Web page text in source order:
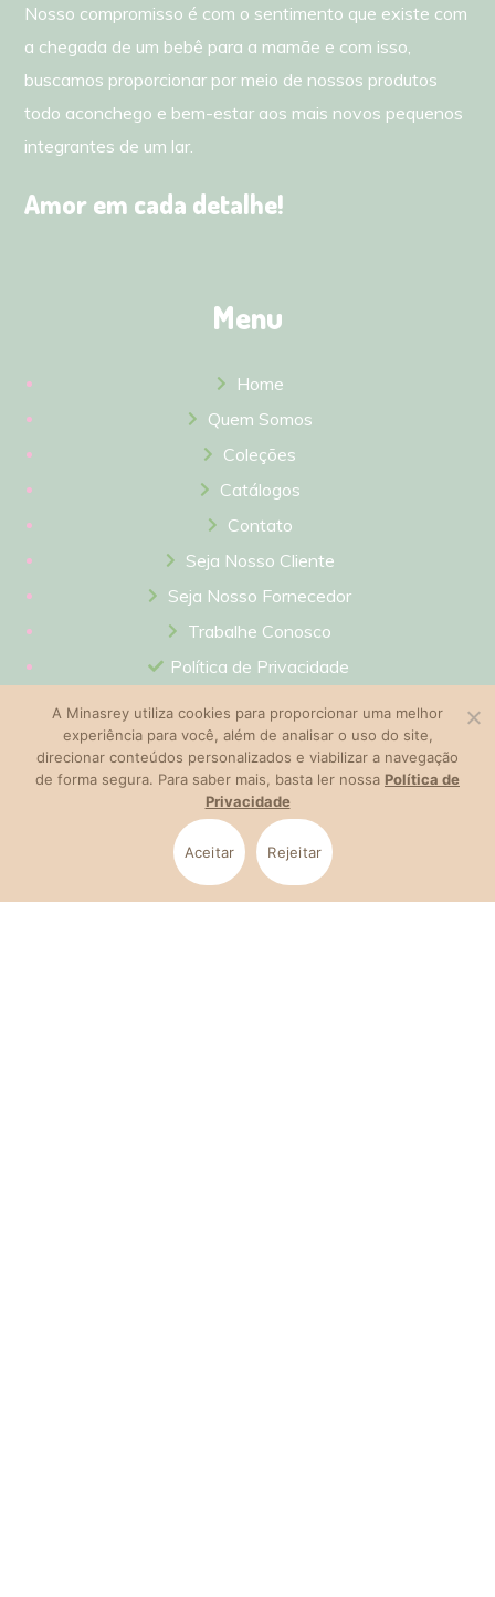
Nosso compromisso é com o sentimento que existe com
a chegada de um bebê para a mamãe e com isso,
buscamos proporcionar por meio de nossos produtos
todo aconchego e bem-estar aos mais novos pequenos
integrantes de um lar.
Amor em cada detalhe!
Menu
Home
Quem Somos
Coleções
Catálogos
Contato
Seja Nosso Cliente
Seja Nosso Fornecedor
Trabalhe Conosco
Política de Privacidade
Termos de Uso
Info Contato
A Minasrey utiliza cookies para proporcionar uma melhor
experiência para você, além de analisar o uso do site,
direcionar conteúdos personalizados e viabilizar a navegação
de forma segura. Para saber mais, basta ler nossa Política de
Privacidade
Aceitar Rejeitar